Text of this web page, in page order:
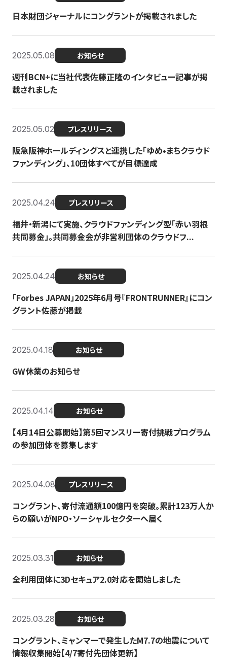
日本財団ジャーナルにコングラントが掲載されました
2025.05.08 お知らせ
週刊BCN+に当社代表佐藤正隆のインタビュー記事が掲
載されました
2025.05.02 プレスリリース
阪急阪神ホールディングスと連携した「ゆめ•まちクラウド
ファンディング」、10団体すべてが目標達成
2025.04.24 プレスリリース
福井・新潟にて実施、クラウドファンディング型「赤い羽根
共同募金」。共同募金会が非営利団体のクラウドフ...
2025.04.24 お知らせ
「Forbes JAPAN」2025年6月号『FRONTRUNNER』にコン
グラント佐藤が掲載
2025.04.18 お知らせ
GW休業のお知らせ
2025.04.14 お知らせ
【4月14日公募開始】第5回マンスリー寄付挑戦プログラム
の参加団体を募集します
2025.04.08 プレスリリース
コングラント、寄付流通額100億円を突破。累計123万人か
らの願いがNPO・ソーシャルセクターへ届く
2025.03.31 お知らせ
全利用団体に3Dセキュア2.0対応を開始しました
2025.03.28 お知らせ
コングラント、ミャンマーで発生したM7.7の地震について
情報収集開始【4/7寄付先団体更新】